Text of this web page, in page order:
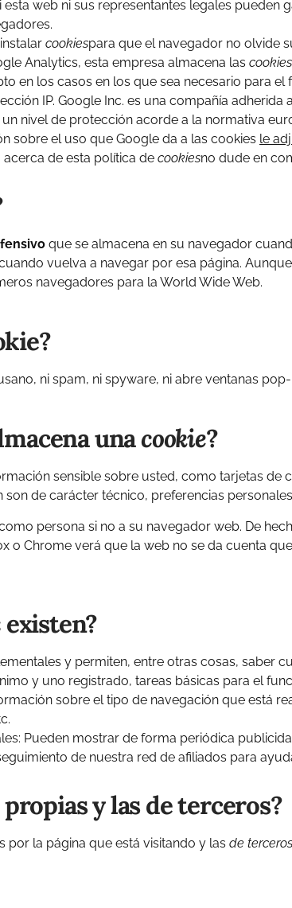
web ni sus representantes legales
cookiespara que el navegador no olvide
Analytics, esta empresa almacena las cookies
en los casos en los que sea necesario para
IP. Google Inc. es una compañía
nivel de protección acorde a la normativa
sobre el uso que Google da a las cookies le
de esta política de cookiesno dude en
que se almacena en su navegador
vuelva a navegar por esa página.
navegadores para la World Wide Web.
ni spam, ni spyware, ni abre ventanas
unacookie?
sensible sobre usted, como tarjetas
de carácter técnico, preferencias
persona si no a su navegador web. De
o Chrome verá que la web no se da cuenta
existen?
y permiten, entre otras cosas, saber
y uno registrado, tareas básicas para el
sobre el tipo de navegación que está
Pueden mostrar de forma periódica
de nuestra red de afiliados para
propias y las de terceros?
por la página que está visitando y las de terceros